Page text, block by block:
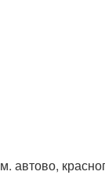
м. автово,